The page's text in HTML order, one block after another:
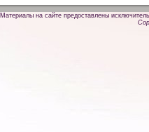
Материалы на сайте предоставлены